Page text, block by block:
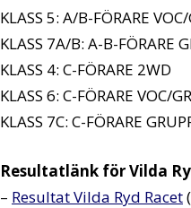
KLASS 5: A/B-FÖRARE
KLASS 7A/B: A-B-FÖRARE
KLASS 4: C-FÖRARE 2WD
KLASS 6: C-FÖRARE VOC/
KLASS 7C: C-FÖRARE
Resultatlänk för Vilda
– Resultat Vilda Ryd Racet